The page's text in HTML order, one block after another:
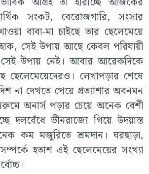
সংকট, বেরোজগারি, সংসার
বাবা-মা চাইছে তার ছেলেমেয়ে
সেই উপায় আছে কেবল পরিযায়ী
উপায় নেই। আবার আরেকদিকে
ছেলেমেয়েদেরও। লেখাপড়ার শেষে
না দেখতে পেয়ে প্রত্যাশার অবনমন
অনার্স পড়ার চেয়ে অনেক বেশী
দলবেঁধে ভীনরাজ্যে গিয়ে উদয়াস্ত
কম মজুরিতে শ্রমদান। ঘরছাড়া,
হতাশ এই ছেলেমেয়ের সংখ্যা